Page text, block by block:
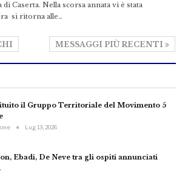
Caserta. Nella scorsa annata vi è stata
si ritorna alle…
MESSAGGI PIÙ RECENTI
il Gruppo Territoriale del Movimento 5
Lug 13, 2026
Ebadi, De Neve tra gli ospiti annunciati